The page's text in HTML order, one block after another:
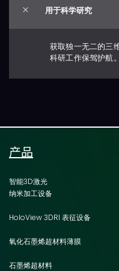
用于科学研究
获取独一无二的三
科研工作保驾护航。
产品
智能3D激光
纳米加工设备
HoloView 3DRI 表征设备
氧化石墨烯超材料薄膜
石墨烯超材料